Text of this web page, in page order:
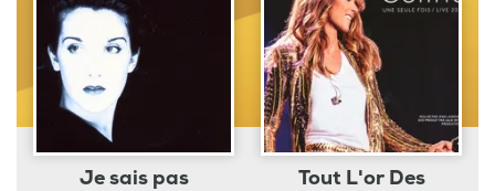
Je sais pas
Tout L'or Des